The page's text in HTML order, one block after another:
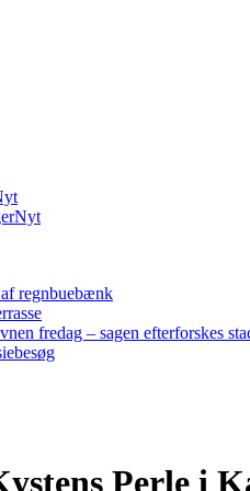
regnbuebænk
fredag – sagen efterforskes
Perle i